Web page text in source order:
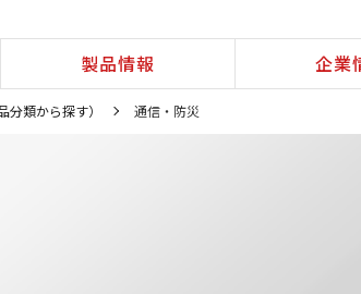
製品情報 企業
分類から探す） 通信・防災